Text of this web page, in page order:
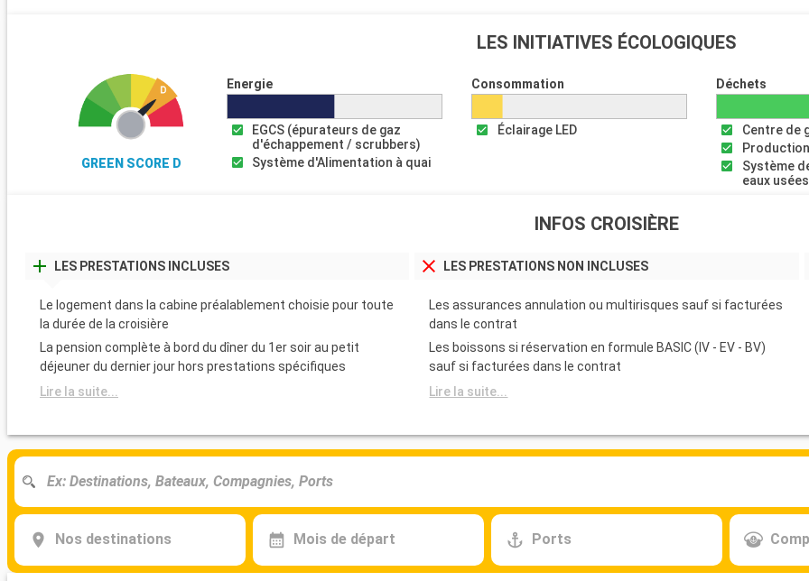
LES INITIATIVES ÉCOLOGIQUES
GREEN SCORE D
Energie
EGCS (épurateurs de gaz
d'échappement / scrubbers)
Système d'Alimentation à quai
Consommation
Éclairage LED
Déchets
Centre de
Système
eaux usées
INFOS CROISIÈRE
LES PRESTATIONS INCLUSES
Le logement dans la cabine préalablement choisie pour toute
la durée de la croisière
La pension complète à bord du dîner du 1er soir au petit
déjeuner du dernier jour hors prestations spécifiques
Lire la suite...
LES PRESTATIONS NON INCLUSES
Les assurances annulation ou multirisques sauf si facturées
dans le contrat
Les boissons si réservation en formule BASIC (IV - EV - BV)
sauf si facturées dans le contrat
Lire la suite...
Nos destinations Mois de départ Ports